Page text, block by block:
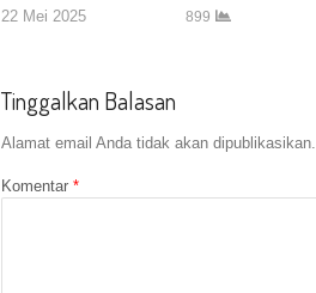
22 Mei 2025 899
Tinggalkan Balasan
Alamat email Anda tidak akan dipublikasikan.
Komentar *